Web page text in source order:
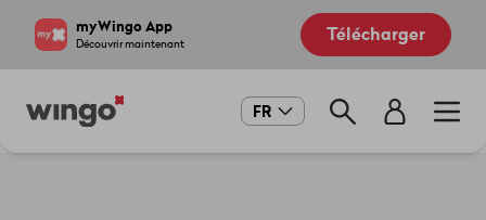
myWingo App
Découvrir maintenant Télécharger
Main
FR